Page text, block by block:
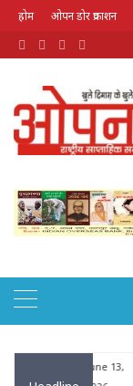
होम ओपन डोर प्रकाशन
May 26,